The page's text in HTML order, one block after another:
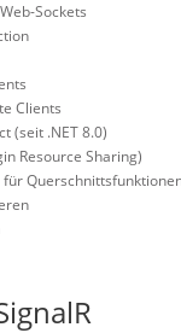
Sockets
Clients
(seit .NET 8.0)
Resource Sharing)
für